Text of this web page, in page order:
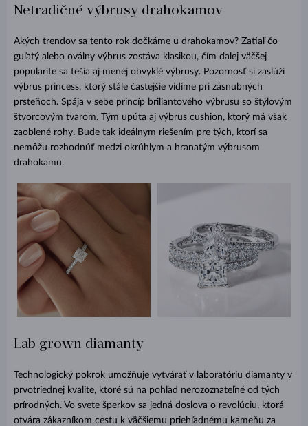
Netradičné výbrusy drahokamov
Akých trendov sa tento rok dočkáme u drahokamov? Zatiaľ čo
guľatý alebo oválny výbrus zostáva klasikou, čím ďalej väčšej
popularite sa tešia aj menej obvyklé výbrusy. Pozornosť si zaslúži
výbrus princess, ktorý stále častejšie vidíme pri zásnubných
prsteňoch. Spája v sebe princíp briliantového výbrusu so štýlovým
štvorcovým tvarom. Tým upúta aj výbrus cushion, ktorý má však
zaoblené rohy. Bude tak ideálnym riešením pre tých, ktorí sa
nemôžu rozhodnúť medzi okrúhlym a hranatým výbrusom
drahokamu.
Lab grown diamanty
Technologický pokrok umožňuje vytvárať v laboratóriu diamanty v
prvotriednej kvalite, ktoré sú na pohľad nerozoznateľné od tých
prírodných. Vo svete šperkov sa jedná doslova o revolúciu, ktorá
otvára zákazníkom cestu k väčšiemu priehľadnému kameňu za